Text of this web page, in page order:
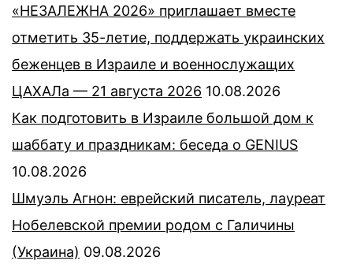
«НЕЗАЛЕЖНА 2026» приглашает вместе
отметить 35-летие, поддержать украинских
беженцев в Израиле и военнослужащих
ЦАХАЛа — 21 августа 2026 10.08.2026
Как подготовить в Израиле большой дом к
шаббату и праздникам: беседа о GENIUS
10.08.2026
Шмуэль Агнон: еврейский писатель, лауреат
Нобелевской премии родом с Галичины
(Украина) 09.08.2026